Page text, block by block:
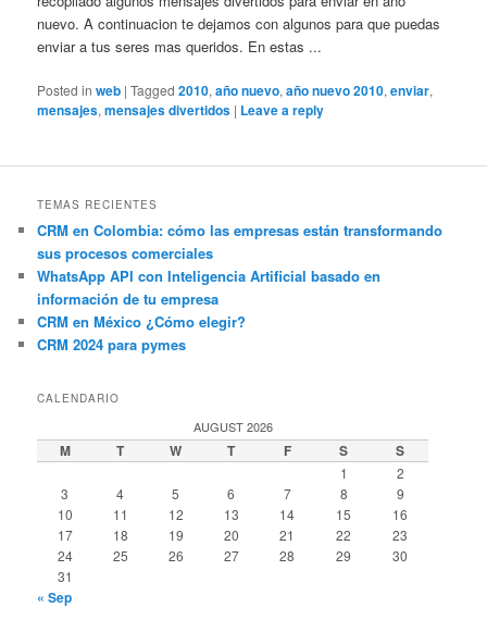
nuevo. A continuacion te dejamos con algunos para que puedas
enviar a tus seres mas queridos. En estas ...
Posted in web |Tagged 2010,año nuevo,año nuevo 2010,enviar,
mensajes,mensajes divertidos | Leave a reply
TEMAS RECIENTES
CRM en Colombia: cómo las empresas están transformando
sus procesos comerciales
WhatsApp API con Inteligencia Artificial basado en
información de tu empresa
CRM en México ¿Cómo elegir?
CRM 2024 para pymes
CALENDARIO
AUGUST 2026
M T W T F S S
1
2
3
4 5 6 7 8
9
10
11 12 13 14 15
16
17
18 19 20 21 22
23
24
25 26 27 28 29
30
31
« Sep